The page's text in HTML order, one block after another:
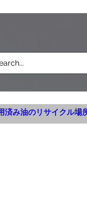
済み油のリサイクル場